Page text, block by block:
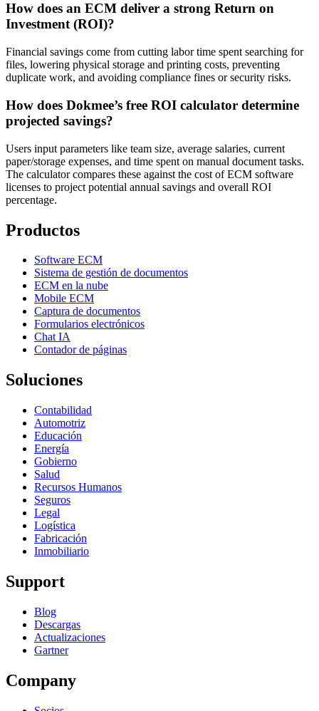
How does an ECM deliver a strong Return on
Investment (ROI)?
Financial savings come from cutting labor time spent searching for
files, lowering physical storage and printing costs, preventing
duplicate work, and avoiding compliance fines or security risks.
How does Dokmee’s free ROI calculator determine
projected savings?
Users input parameters like team size, average salaries, current
paper/storage expenses, and time spent on manual document tasks.
The calculator compares these against the cost of ECM software
licenses to project potential annual savings and overall ROI
percentage.
Productos
Software ECM
Sistema de gestión de documentos
ECM en la nube
Mobile ECM
Captura de documentos
Formularios electrónicos
Chat IA
Contador de páginas
Soluciones
Contabilidad
Automotriz
Educación
Energía
Gobierno
Salud
Recursos Humanos
Seguros
Legal
Logística
Fabricación
Inmobiliario
Support
Blog
Descargas
Actualizaciones
Gartner
Company